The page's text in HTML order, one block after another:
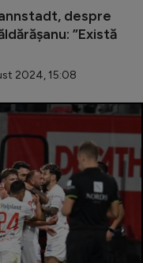
despre
”Există
2024, 15:08